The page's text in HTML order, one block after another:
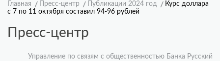
Главная Пресс-центр Публикации 2024 год
Курс доллара
с 7 по 11 октября составил 94-96 рублей
Пресс-центр
Управление по связям с общественностью Банка Русский